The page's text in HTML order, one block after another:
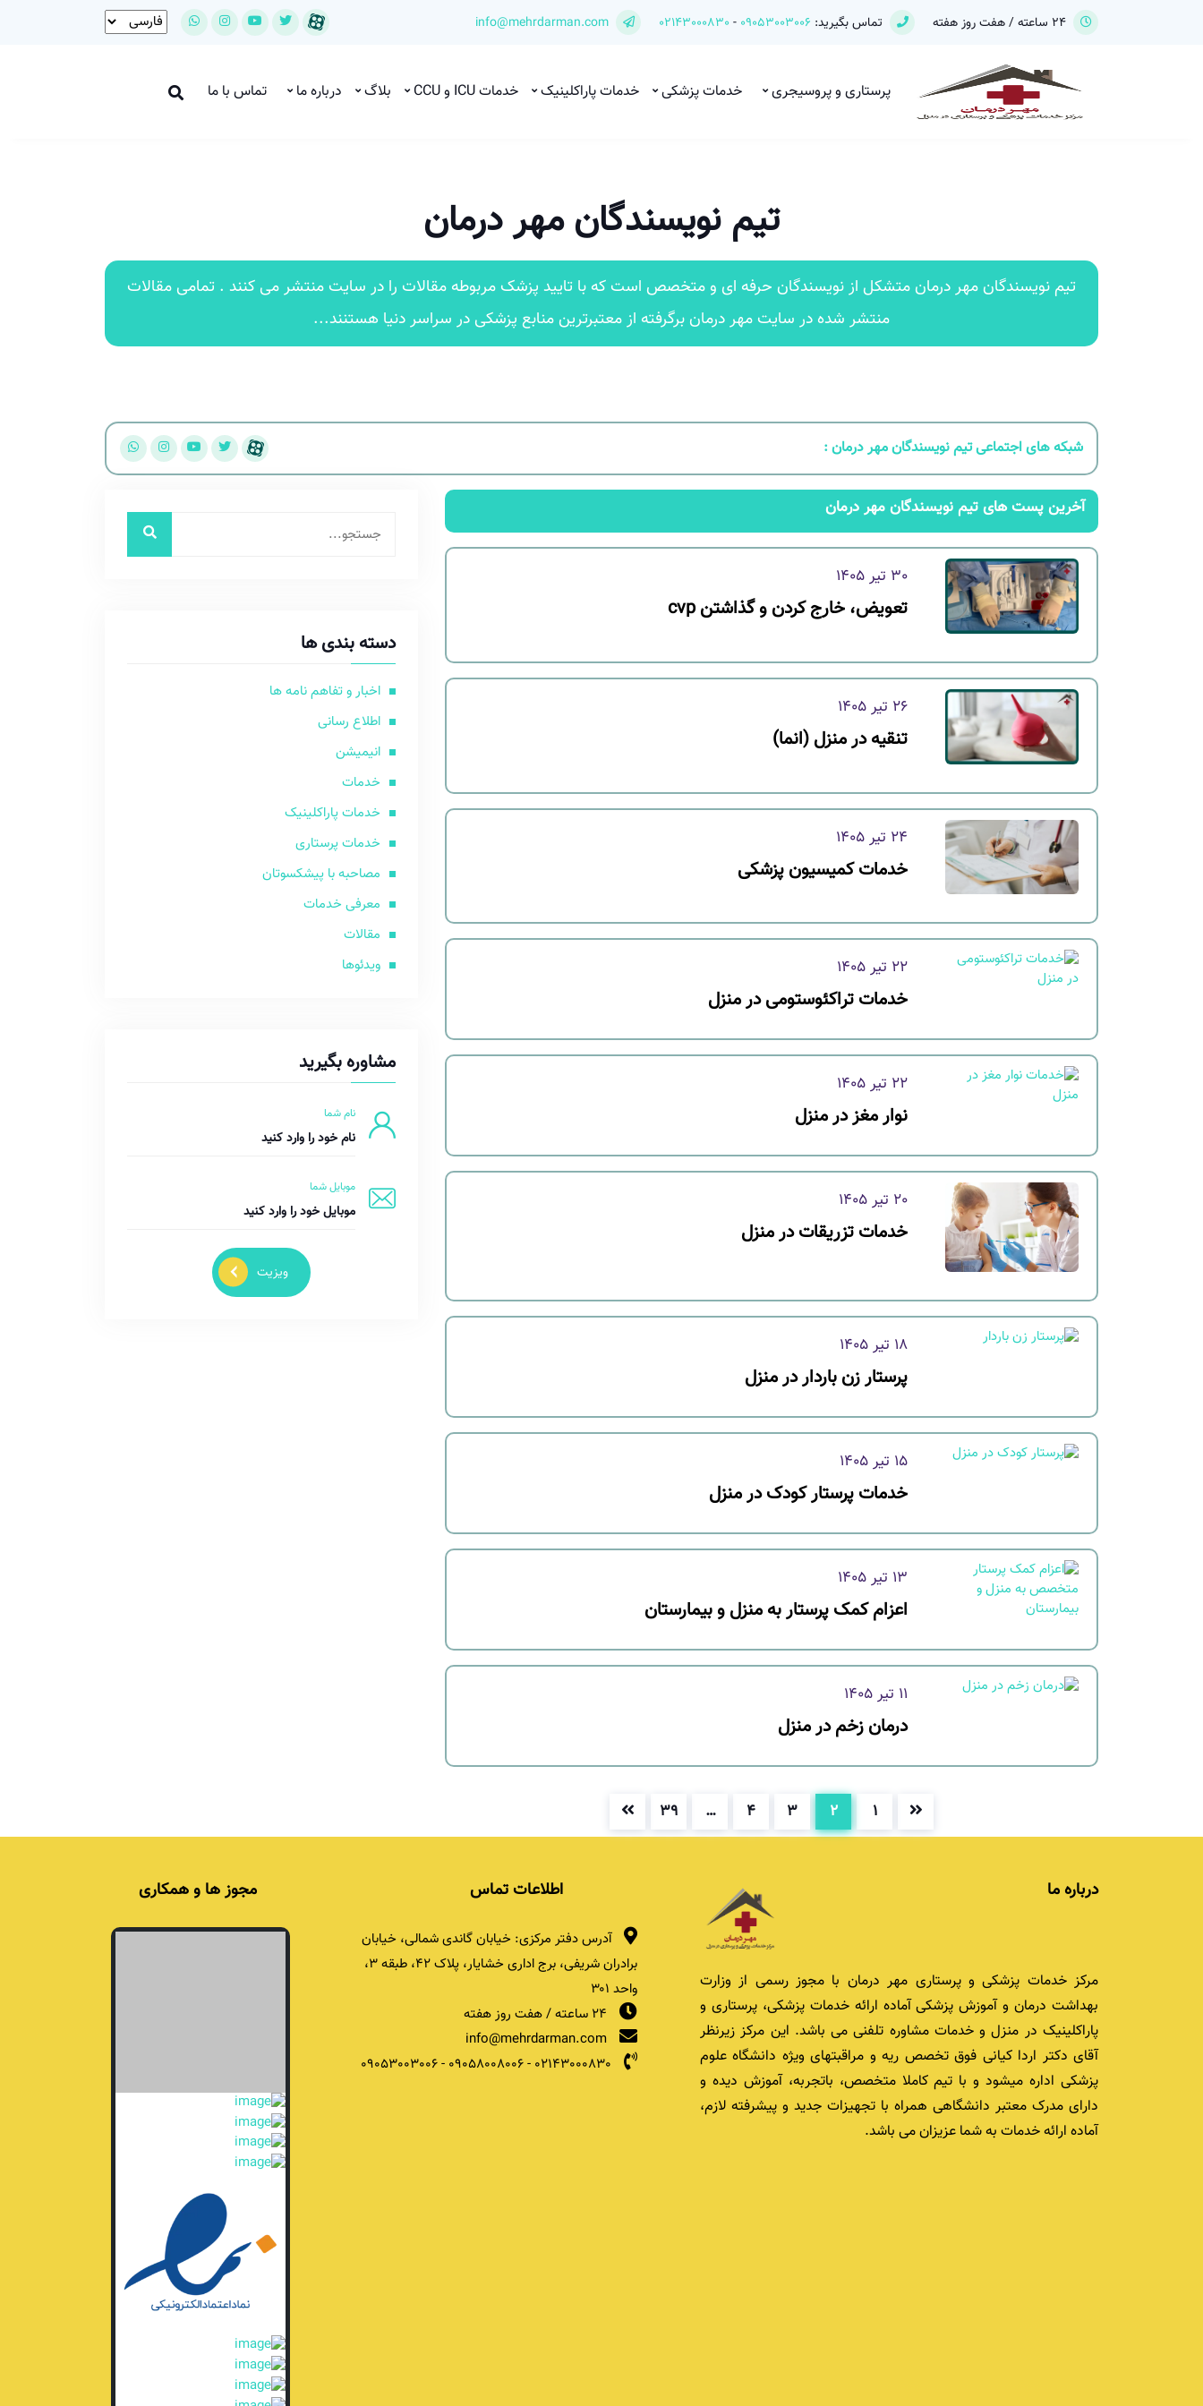
تماس بگیرید: 09053003006
-
02143000830
info@mehrdarman.com
پرستاری و پروسیجری خدمات پزشکی خدمات پاراکلینیک خدمات ICU و CCU بلاگ درباره ما تماس با ما
تیم نویسندگان مهر درمان
تیم نویسندگان مهر درمان متشکل از نویسندگان حرفه ای و متخصص است که با تایید پزشک مربوطه مقالات را در سایت منتشر می کنند . تمامی مقالات
منتشر شده در سایت مهر درمان برگرفته از معتبرترین منابع پزشکی در سراسر دنیا هستنند...
شبکه های اجتماعی تیم نویسندگان مهر درمان :
آخرین پست های تیم نویسندگان مهر درمان
30 تیر 1405
تعویض، خارج کردن و گذاشتن cvp
26 تیر 1405
تنقیه در منزل (انما)
24 تیر 1405
خدمات کمیسیون پزشکی
22 تیر 1405
خدمات تراکئوستومی در منزل
22 تیر 1405
نوار مغز در منزل
20 تیر 1405
خدمات تزریقات در منزل
18 تیر 1405
پرستار زن باردار در منزل
15 تیر 1405
خدمات پرستار کودک در منزل
13 تیر 1405
اعزام کمک پرستار به منزل و بیمارستان
11 تیر 1405
درمان زخم در منزل
۱ ۲ ۳ ۴ … ۳۹
دسته بندی ها
اخبار و تفاهم نامه ها
اطلاع رسانی
انیمیشن
خدمات
خدمات پاراکلینیک
خدمات پرستاری
مصاحبه با پیشکسوتان
معرفی خدمات
مقالات
ویدئوها
مشاوره بگیرید
نام شما
موبایل شما
ویزیت
درباره ما
مرکز خدمات پزشکی و پرستاری مهر درمان با مجوز رسمی از وزارت
بهداشت درمان و آموزش پزشکی آماده ارائه خدمات پزشکی، پرستاری و
پاراکلینیک در منزل و خدمات مشاوره تلفنی می باشد. این مرکز زیرنظر
آقای دکتر اردا کیانی فوق تخصص ریه و مراقبتهای ویژه دانشگاه علوم
پزشکی اداره میشود و با تیم کاملا متخصص، باتجربه، آموزش دیده و
دارای مدرک معتبر دانشگاهی همراه با تجهیزات جدید و پیشرفته لازم،
آماده ارائه خدمات به شما عزیزان می باشد.
اطلاعات تماس
آدرس دفتر مرکزی: خیابان گاندی شمالی، خیابان
برادران شریفی، برج اداری خشایار، پلاک ۴۲، طبقه ۳،
واحد ۳۰۱
info@mehrdarman.com
02143000830
-
09058008006
-
09053003006
مجوز ها و همکاری